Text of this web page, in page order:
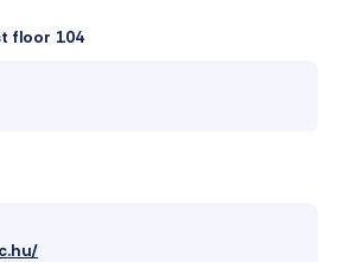
floor 104